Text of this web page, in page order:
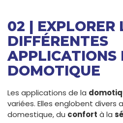
02 | EXPLORER
DIFFÉRENTES
APPLICATIONS
DOMOTIQUE
Les applications de la
variées. Elles englobent divers
domestique, du confort à la